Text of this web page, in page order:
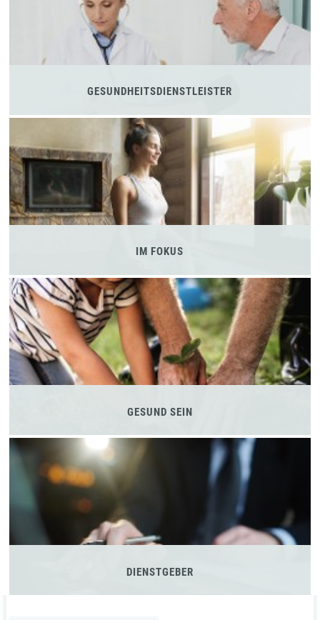
GESUNDHEITSDIENSTLEISTER
IM FOKUS
GESUND SEIN
DIENSTGEBER